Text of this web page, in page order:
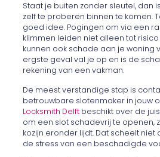
Staat je buiten zonder sleutel, dan
zelf te proberen binnen te komen.
goed idee. Pogingen om via een
klimmen leiden niet alleen tot
kunnen ook schade aan je woning
ergste geval val je op en is de
rekening van een vakman.
De meest verstandige stap is
betrouwbare slotenmaker in jouw
Locksmith Delft beschikt over de
om een slot schadevrij te openen,
kozijn eronder lijdt. Dat scheelt
de stress van een beschadigde